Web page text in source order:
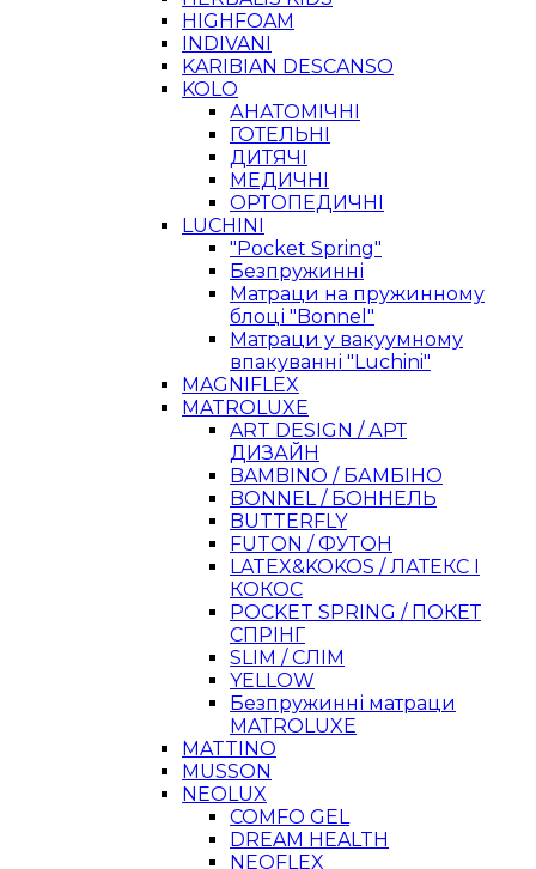
HIGHFOAM
INDIVANI
KARIBIAN DESCANSO
KOLO
АНАТОМІЧНІ
ГОТЕЛЬНІ
ДИТЯЧІ
МЕДИЧНІ
ОРТОПЕДИЧНІ
LUCHINI
"Pocket Spring"
Безпружинні
Матраци на пружинному
блоці "Bonnel"
Матраци у вакуумному
впакуванні "Luchini"
MAGNIFLEX
MATROLUXE
ART DESIGN / АРТ
ДИЗАЙН
BAMBINO / БАМБІНО
BONNEL / БОННЕЛЬ
BUTTERFLY
FUTON / ФУТОН
LATEX&KOKOS / ЛАТЕКС І
КОКОС
POCKET SPRING / ПОКЕТ
СПРІНГ
SLIM / СЛІМ
YELLOW
Безпружинні матраци
MATROLUXE
MATTINO
MUSSON
NEOLUX
COMFO GEL
DREAM HEALTH
NEOFLEX